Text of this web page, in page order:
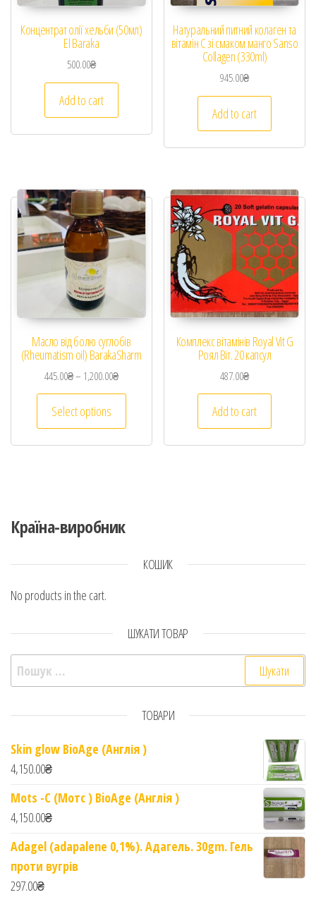
Концентрат олії хельби (50мл)
El Baraka
500.00₴
Add to cart
Натуральний питний колаген та
вітамін C зі смаком манго Sanso
Collagen (330ml)
945.00₴
Add to cart
Масло від болю суглобів
(Rheumatism oil) BarakaSharm
445.00₴– 1,200.00₴
Select options
Комплекс вітамінів Royal Vit G
Роял Віт. 20 капсул
487.00₴
Add to cart
Країна-виробник
КОШИК
No products in the cart.
ШУКАТИ ТОВАР
Пошук:
ТОВАРИ
Skin glow BioAge (Англія )
4,150.00₴
Mots -C (Мотс ) BioAge (Англія )
4,150.00₴
Adagel (adapalene 0,1%). Адагель. 30gm. Гель
проти вугрів
297.00₴